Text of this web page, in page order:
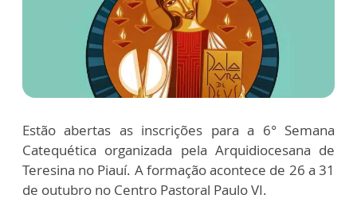
Estão abertas as inscrições para a 6° Semana
Catequética organizada pela Arquidiocesana de
Teresina no Piauí. A formação acontece de 26 a 31
de outubro no Centro Pastoral Paulo VI.